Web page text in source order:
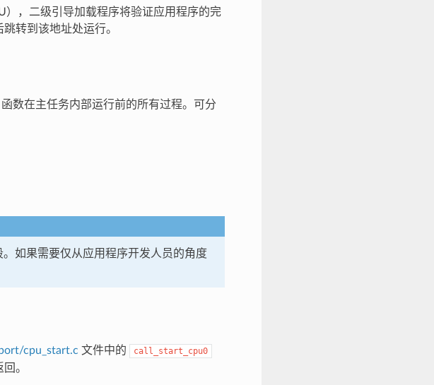
，二级引导加载程序将验证应用程序的完
转到该地址处运行。
函数在主任务内部运行前的所有过程。可分
如果需要仅从应用程序开发人员的角度
cpu_start.c 文件中的 call_start_cpu0
。